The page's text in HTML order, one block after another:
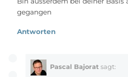
gegangen
Antworten
Pascal Bajorat sagt: